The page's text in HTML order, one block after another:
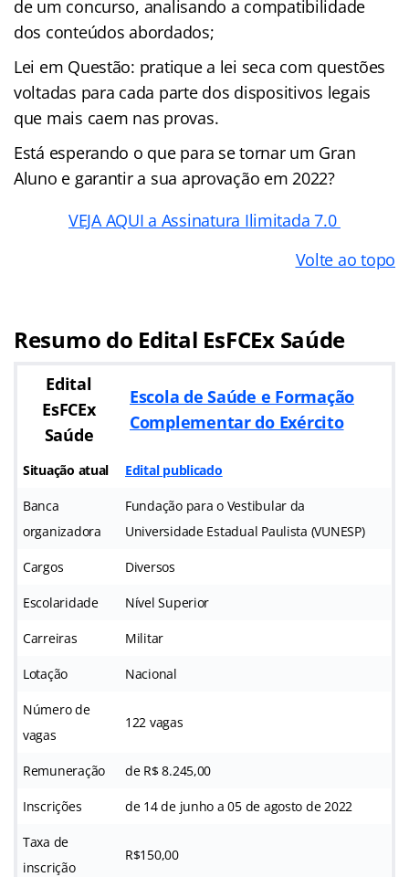
de um concurso, analisando a compatibilidade
dos conteúdos abordados;
Lei em Questão: pratique a lei seca com questões
voltadas para cada parte dos dispositivos legais
que mais caem nas provas.
Está esperando o que para se tornar um Gran
Aluno e garantir a sua aprovação em 2022?
VEJA AQUI a Assinatura Ilimitada 7.0
Volte ao topo
Resumo do Edital EsFCEx Saúde
Edital
EsFCEx
Saúde
Escola de Saúde e Formação
Complementar do Exército
Situação atual Edital publicado
Banca
organizadora
Fundação para o Vestibular da
Universidade Estadual Paulista (VUNESP)
Cargos Diversos
Escolaridade Nível Superior
Carreiras Militar
Lotação Nacional
Número de
vagas
122 vagas
Remuneração de R$ 8.245,00
Inscrições de 14 de junho a 05 de agosto de 2022
Taxa de
inscrição
R$150,00